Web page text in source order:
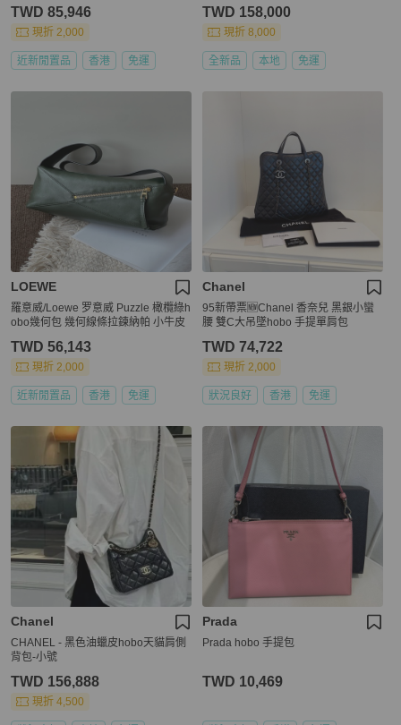
TWD 85,946
現折 2,000
近新閒置品 香港 免運
TWD 158,000
現折 8,000
全新品 本地 免運
LOEWE
羅意威/Loewe 罗意威 Puzzle 橄欖綠h
obo幾何包 幾何線條拉鍊納帕 小牛皮
TWD 56,143
現折 2,000
近新閒置品 香港 免運
Chanel
95新帶票🆕Chanel 香奈兒 黑銀小蠻
腰 雙C大吊墜hobo 手提單肩包
TWD 74,722
現折 2,000
狀況良好 香港 免運
Chanel
CHANEL - 黑色油蠟皮hobo天貓肩側
背包-小號
TWD 156,888
現折 4,500
Prada
Prada hobo 手提包
TWD 10,469